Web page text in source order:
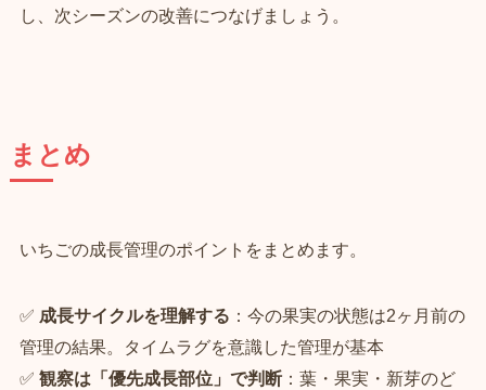
し、次シーズンの改善につなげましょう。
まとめ
いちごの成長管理のポイントをまとめます。
✅ 成長サイクルを理解する ：今の果実の状態は2ヶ月前の
管理の結果。タイムラグを意識した管理が基本
✅ 観察は「優先成長部位」で判断：葉・果実・新芽のど